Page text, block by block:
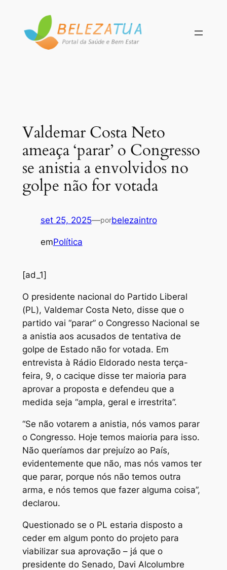
conteúdo
Valdemar Costa Neto
ameaça ‘parar’ o Congresso
se anistia a envolvidos no
golpe não for votada
set 25, 2025—porbelezaintro
emPolítica
[ad_1]
O presidente nacional do Partido Liberal
(PL), Valdemar Costa Neto, disse que o
partido vai “parar” o Congresso Nacional se
a anistia aos acusados de tentativa de
golpe de Estado não for votada. Em
entrevista à Rádio Eldoradonesta terça-
feira, 9, o cacique disse ter maioria para
aprovar a proposta e defendeu que a
medida seja “ampla, geral e irrestrita”.
“Se não votarem a anistia, nós vamos parar
o Congresso. Hoje temos maioria para isso.
Não queríamos dar prejuízo ao País,
evidentemente que não, mas nós vamos ter
que parar, porque nós não temos outra
arma, e nós temos que fazer alguma coisa”,
declarou.
Questionado se o PL estaria disposto a
ceder em algum ponto do projeto para
viabilizar sua aprovação – já que o
presidente do Senado, Davi Alcolumbre